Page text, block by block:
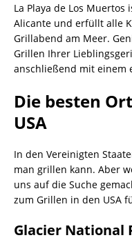
La Playa de Los
Alicante und erfüllt alle
Grillabend am Meer.
Grillen Ihrer
anschließend mit einem
Die besten
USA
In den Vereinigten
man grillen kann. Aber
uns auf die Suche
zum Grillen in den USA
Glacier National